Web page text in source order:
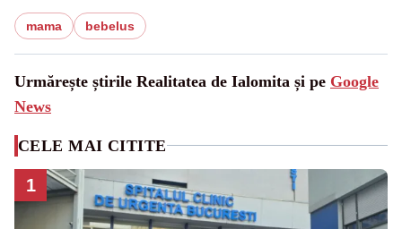
mama bebelus
Urmărește știrile Realitatea de Ialomita și pe Google
News
CELE MAI CITITE
1